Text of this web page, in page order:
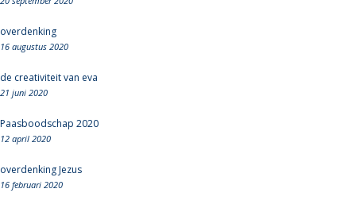
overdenking
16 augustus 2020
de creativiteit van eva
21 juni 2020
Paasboodschap 2020
12 april 2020
overdenking Jezus
16 februari 2020